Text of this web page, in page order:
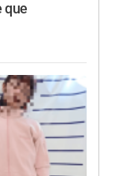
que